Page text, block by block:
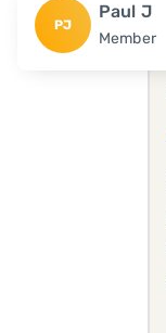
PJ
Paul J
Member